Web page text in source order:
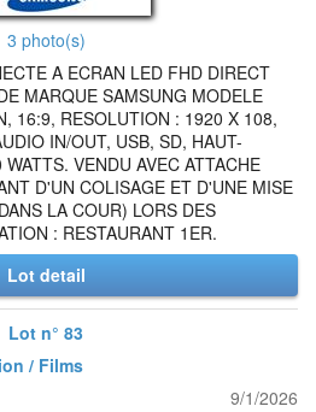
3 photo(s)
A ECRAN LED FHD DIRECT
MARQUE SAMSUNG MODELE
16:9, RESOLUTION : 1920 X 108,
IN/OUT, USB, SD, HAUT-
VENDU AVEC ATTACHE
D'UN COLISAGE ET D'UNE MISE
LA COUR) LORS DES
: RESTAURANT 1ER.
Lot detail
Lot n° 83
/ Films
9/1/2026